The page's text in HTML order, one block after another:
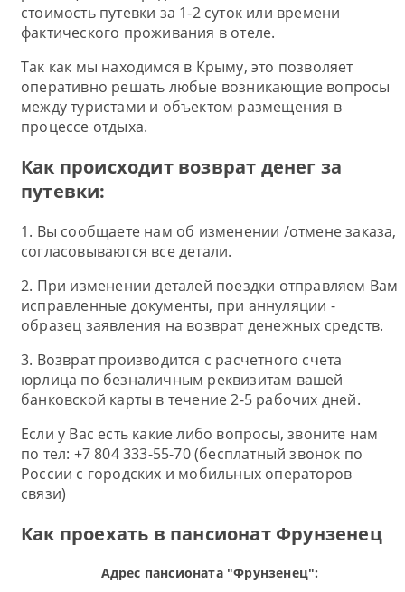
стоимость путевки за 1-2 суток или времени
фактического проживания в отеле.
Так как мы находимся в Крыму, это позволяет
оперативно решать любые возникающие вопросы
между туристами и объектом размещения в
процессе отдыха.
Как происходит возврат денег за
путевки:
1. Вы сообщаете нам об изменении /отмене заказа,
согласовываются все детали.
2. При изменении деталей поездки отправляем Вам
исправленные документы, при аннуляции -
образец заявления на возврат денежных средств.
3. Возврат производится с расчетного счета
юрлица по безналичным реквизитам вашей
банковской карты в течение 2-5 рабочих дней.
Если у Вас есть какие либо вопросы, звоните нам
по тел: +7 804 333-55-70 (бесплатный звонок по
России с городских и мобильных операторов
связи)
Как проехать в пансионат Фрунзенец
Адрес пансионата "Фрунзенец":